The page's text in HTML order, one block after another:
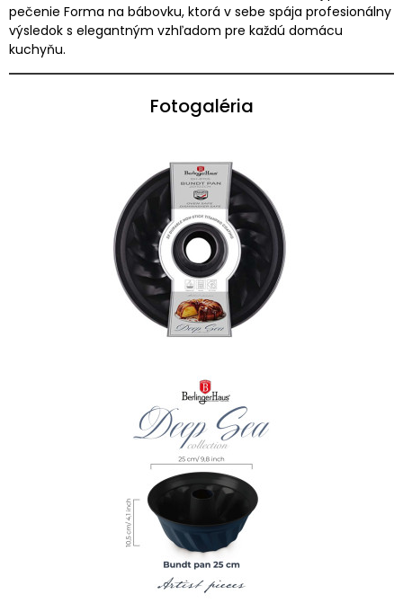
pečenie Forma na bábovku, ktorá v sebe spája profesionálny
výsledok s elegantným vzhľadom pre každú domácu
kuchyňu.
Fotogaléria